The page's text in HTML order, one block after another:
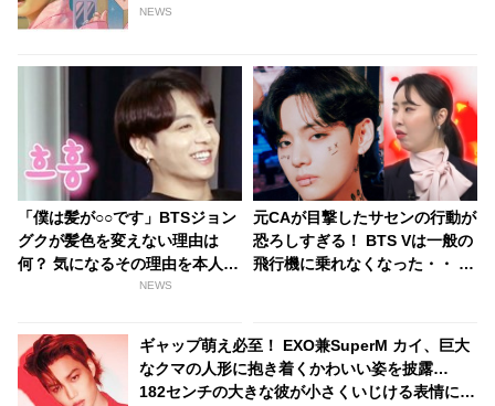
NEWS
「僕は髪が○○です」BTSジョン
グクが髪色を変えない理由は
何？ 気になるその理由を本人が
NEWS
元CAが目撃したサセンの行動が
恐ろしすぎる！ BTS Vは一般の
飛行機に乗れなくなった・・ 体
れるほどの悪行の数々にCAもウ
ンザリ
ギャップ萌え必至！ EXO兼SuperM カイ、巨大
なクマの人形に抱き着くかわいい姿を披露…
182センチの大きな彼が小さくいじける表情にフ